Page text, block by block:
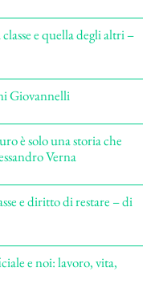
e quella degli altri –
Giovannelli
è solo una storia che
Verna
e diritto di restare – di
e noi: lavoro, vita,